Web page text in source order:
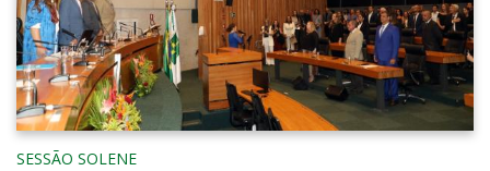
SESSÃO SOLENE